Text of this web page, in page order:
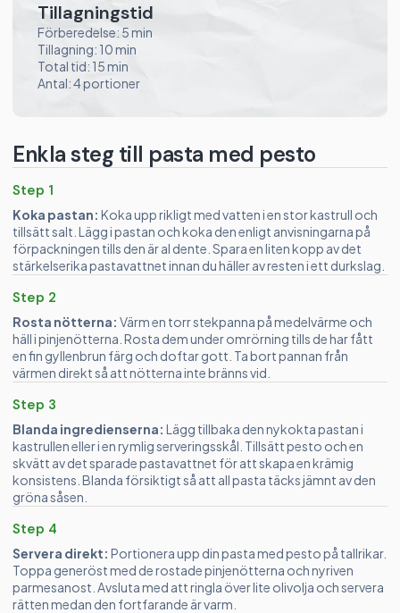
Enkla steg till pasta med pesto
Step 1
Koka pastan: Koka upp rikligt med vatten i en stor kastrull och
tillsätt salt. Lägg i pastan och koka den enligt anvisningarna på
förpackningen tills den är al dente. Spara en liten kopp av det
stärkelserika pastavattnet innan du häller av resten i ett durkslag.
Step 2
Rosta nötterna: Värm en torr stekpanna på medelvärme och
häll i pinjenötterna. Rosta dem under omrörning tills de har fått
en fin gyllenbrun färg och doftar gott. Ta bort pannan från
värmen direkt så att nötterna inte bränns vid.
Step 3
Blanda ingredienserna: Lägg tillbaka den nykokta pastan i
kastrullen eller i en rymlig serveringsskål. Tillsätt pesto och en
skvätt av det sparade pastavattnet för att skapa en krämig
konsistens. Blanda försiktigt så att all pasta täcks jämnt av den
gröna såsen.
Step 4
Servera direkt: Portionera upp din pasta med pesto på tallrikar.
Toppa generöst med de rostade pinjenötterna och nyriven
parmesanost. Avsluta med att ringla över lite olivolja och servera
rätten medan den fortfarande är varm.
Tillagningstid
Förberedelse: 5 min
Tillagning: 10 min
Total tid: 15 min
Antal: 4 portioner